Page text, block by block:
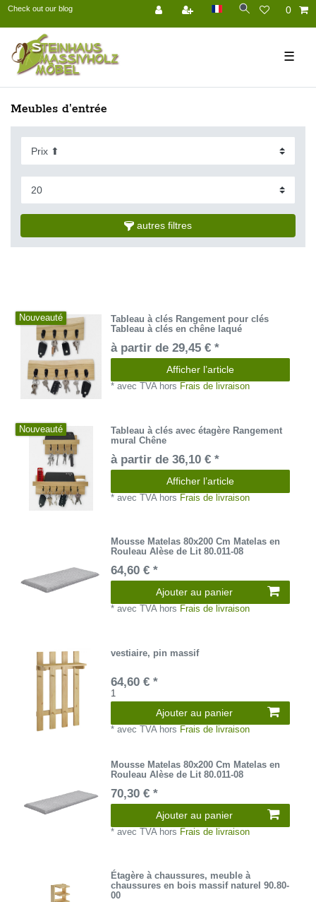
Check out our blog 0
☰
Meubles d'entrée
autres filtres
Nouveauté
Tableau à clés Rangement pour clés
Tableau à clés en chêne laqué
à partir de 29,45 € *
Afficher l’article
*avec TVAhors Frais de livraison
Nouveauté
Tableau à clés avec étagère Rangement
mural Chêne
à partir de 36,10 € *
Afficher l’article
*avec TVA hors Frais de livraison
Mousse Matelas 80x200 Cm Matelas en
Rouleau Alèse de Lit 80.011-08
64,60 € *
Ajouter au panier
*avec TVAhors Frais de livraison
vestiaire, pin massif
64,60 € *
1
Ajouter au panier
*avec TVA hors Frais de livraison
Mousse Matelas 80x200 Cm Matelas en
Rouleau Alèse de Lit 80.011-08
70,30 € *
Ajouter au panier
*avec TVA hors Frais de livraison
Étagère à chaussures, meuble à
chaussures en bois massif naturel 90.80-
00